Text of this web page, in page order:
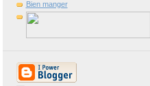
Bien manger